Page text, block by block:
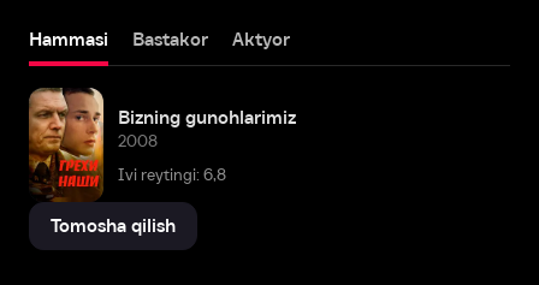
Hammasi Bastakor Aktyor
Bizning gunohlarimiz
2008
Ivi reytingi: 6,8
Tomosha qilish